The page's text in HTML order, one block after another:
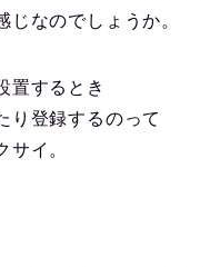
なのでしょうか。
置するとき
り登録するのって
サイ。